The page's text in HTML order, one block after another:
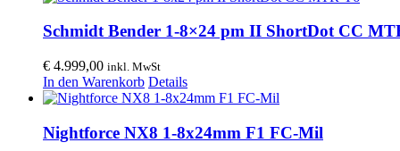
Schmidt Bender 1-8×24 pm II ShortDot CC
€ 4.999,00 inkl. MwSt
In den Warenkorb Details
Nightforce NX8 1-8x24mm F1 FC-Mil